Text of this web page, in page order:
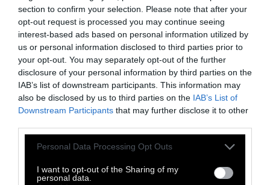
section to confirm your selection. Please note that after your
opt-out request is processed you may continue seeing
interest-based ads based on personal information utilized by
us or personal information disclosed to third parties prior to
your opt-out. You may separately opt-out of the further
disclosure of your personal information by third parties on the
IAB’s list of downstream participants. This information may
also be disclosed by us to third parties on the IAB’s List of
Downstream Participants that may further disclose it to other
Personal Data Processing Opt Outs
I want to opt-out of the Sharing of my
personal data.
πάνω από εκατό ποιητικές συλλογές και
συνθέσεις, εννέα μυθιστορήματα, τέσσερα
θεατρικά έργα, μελέτες, μεταφράσεις,
χρονογραφήματα. Το 1968 προτάθηκε για το
βραβείο Νομπέλ, το οποίο δεν πήρε, διότι
θεωρήθηκε στρατευμένος ποιητής (δηλαδή
ήταν μέλος του ΚΚΕ). Το 1975 αναγορεύτηκε
επίτιμος διδάκτορας του Πανεπιστημίoυ
Θεσσαλονίκης και το 1977 τιμήθηκε με το
βραβεία που απέσπασε είναι το Μέγα Διεθνές